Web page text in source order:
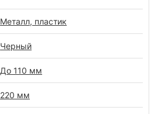
Металл, пластик
Черный
До 110 мм
220 мм